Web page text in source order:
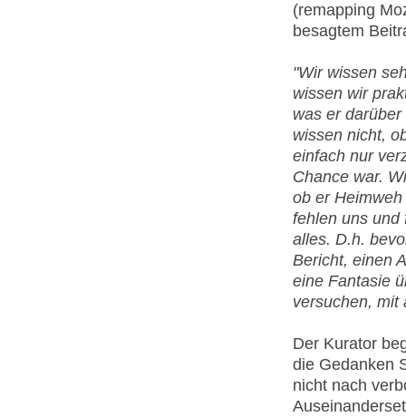
(remapping
besagtem
"Wir wissen
wissen wir
was er
wissen nicht,
einfach nur
Chance war.
ob er
fehlen uns und
alles. D.h.
Bericht, einen
eine Fantasie
versuchen, mit
Der Kurator
die Gedanken
nicht nach